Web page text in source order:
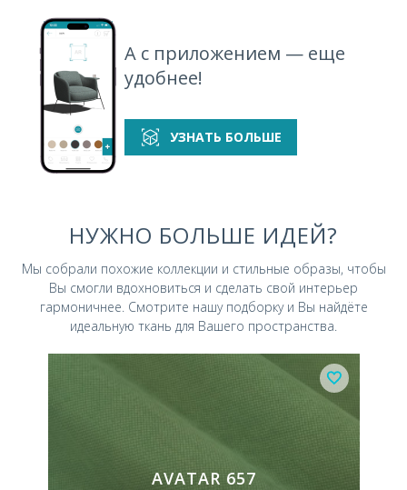
А с приложением — еще
удобнее!
УЗНАТЬ БОЛЬШЕ
НУЖНО БОЛЬШЕ ИДЕЙ?
Мы собрали похожие коллекции и стильные образы, чтобы
Вы смогли вдохновиться и сделать свой интерьер
гармоничнее. Смотрите нашу подборку и Вы найдёте
идеальную ткань для Вашего пространства.
AVATAR 657